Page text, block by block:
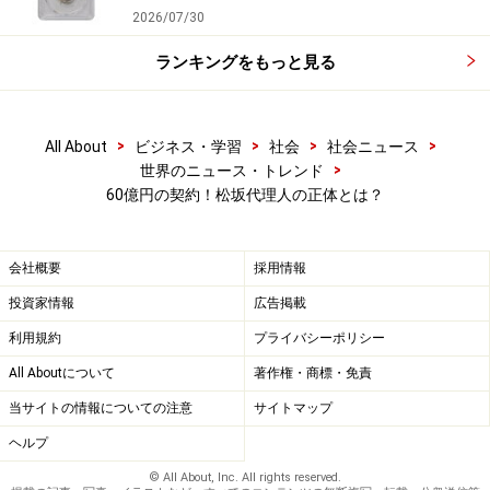
2026/07/30
ランキングをもっと見る
All About > ビジネス・学習 > 社会 > 社会ニュース
>
世界のニュース・トレンド
>
60億円の契約！松坂代理人の正体とは？
会社概要 採用情報
投資家情報 広告掲載
利用規約 プライバシーポリシー
All Aboutについて 著作権・商標・免責
当サイトの情報についての注意 サイトマップ
ヘルプ
© All About, Inc. All rights reserved.